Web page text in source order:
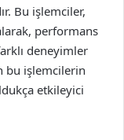
Bu işlemciler,
performans
deneyimler
bu işlemcilerin
etkileyici